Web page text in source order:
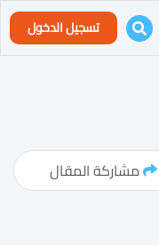
تسجيل الدخول
مشاركة المقال